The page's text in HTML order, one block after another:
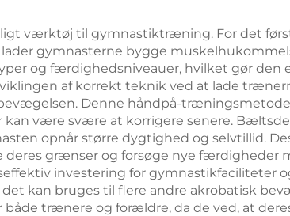
værktøj til gymnastiktræning. For det
gymnasterne bygge
og færdighedsniveauer, hvilket gør den
af korrekt teknik ved at lade
Denne håndpå-
være svære at korrigere senere.
opnår større dygtighed og selvtillid.
grænser og forsøge nye færdigheder
investering for gymnastikfaciliteter
kan bruges til flere andre akrobatisk
trænere og forældre, da de ved, at